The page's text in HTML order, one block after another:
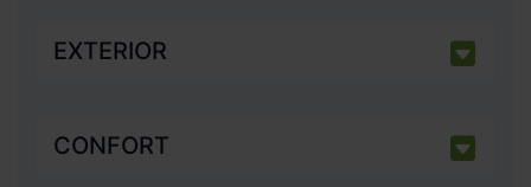
EXTERIOR
CONFORT